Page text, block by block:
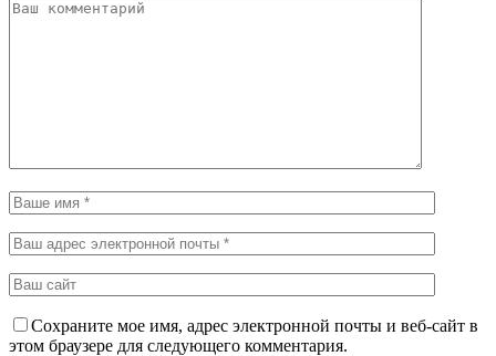
Сохраните мое имя, адрес электронной почты и веб-сайт в
этом браузере для следующего комментария.